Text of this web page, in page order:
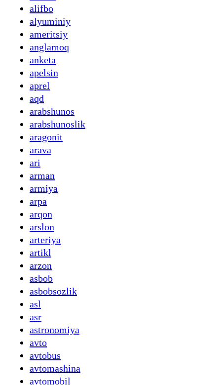
alifbo
alyuminiy
ameritsiy
anglamoq
anketa
apelsin
aprel
aqd
arabshunos
arabshunoslik
aragonit
arava
ari
arman
armiya
arpa
arqon
arslon
arteriya
artikl
arzon
asbob
asbobsozlik
asl
asr
astronomiya
avto
avtobus
avtomashina
avtomobil